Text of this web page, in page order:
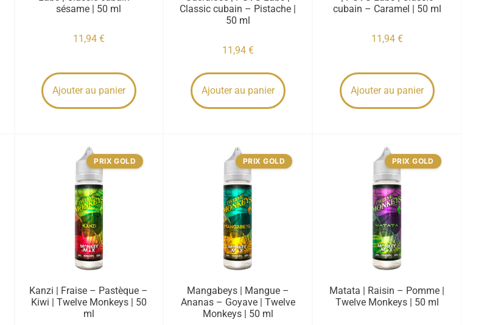
sésame | 50 ml
11,94 €
Ajouter au panier
Classic cubain – Pistache |
50 ml
11,94 €
Ajouter au panier
cubain – Caramel | 50 ml
11,94 €
Ajouter au panier
PRIX GOLD
Kanzi | Fraise – Pastèque –
Kiwi | Twelve Monkeys | 50
ml
PRIX GOLD
Mangabeys | Mangue –
Ananas – Goyave | Twelve
Monkeys | 50 ml
PRIX GOLD
Matata | Raisin – Pomme |
Twelve Monkeys | 50 ml